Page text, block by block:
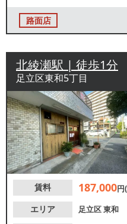
路面店
北綾瀬駅 | 徒歩1分
足立区東和5丁目
賃料 187,000円
エリア
足立区東和